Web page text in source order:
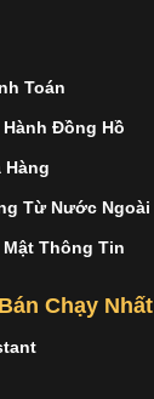
Toán
Đồng Hồ
Hàng
Từ Nước Ngoài
Thông Tin
Chạy Nhất